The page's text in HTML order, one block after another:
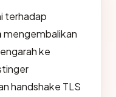
terhadap
mengembalikan
ke
handshake TLS